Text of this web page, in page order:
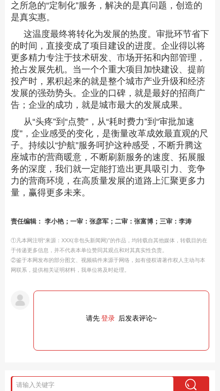
之所急的“定制化”服务，解决的是真问题，创造的
是真实惠。
这温度最终将转化为发展的热度。审批环节省下
的时间，直接变成了项目建设的进度。企业得以将
更多精力专注于技术研发、市场开拓和内部管理，
抢占发展先机。当一个个重大项目加快建设、提前
投产时，累积起来的就是整个城市产业升级和经济
发展的强劲势头。企业的口碑，就是最好的招商广
告；企业的成功，就是城市最大的发展成果。
从“头疼”到“点赞”，从“耗时费力”到“审批加速
度”，企业感受的变化，是衡量改革成效最直观的尺
子。持续以“护航”服务呵护这种感受，不断升腾这
座城市的营商暖意，不断刷新服务的速度、拓展服
务的深度，我们就一定能打造出更具吸引力、竞争
力的营商环境，在高质量发展的道路上汇聚更多力
量，赢得更多未来。
责任编辑： 李小艳；一审：张彦军；二审：张富博；三审：李涛
①凡本网注明“来源：XXX(非包头新闻网)”的作品，均转载自其他媒体，转载目的在
于传递更多信息，并不代表本单位赞同其观点和对其真实性负责。
②鉴于本网发布的部分图文、视频稿件来源于网络，如有侵权请著作权人主动与本
网联系，提供相关证明材料，我单位将及时处理。
请先登录 后发表评论~